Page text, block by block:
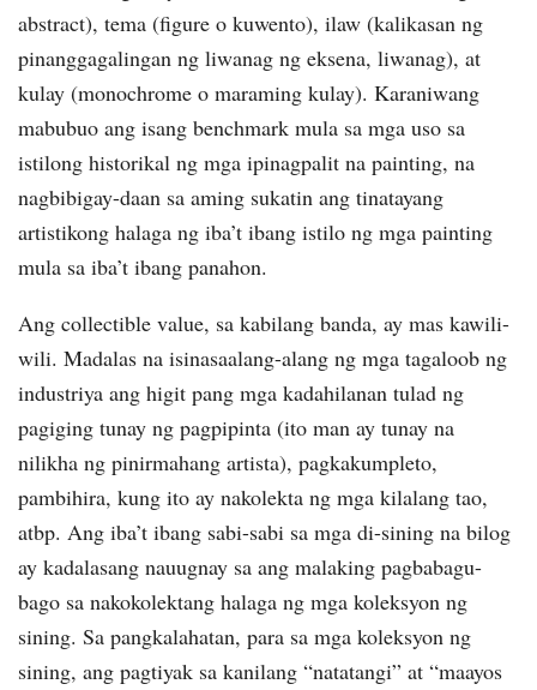
abstract), tema (figure o kuwento), ilaw (kalikasan ng
pinanggagalingan ng liwanag ng eksena, liwanag), at
kulay (monochrome o maraming kulay). Karaniwang
mabubuo ang isang benchmark mula sa mga uso sa
istilong historikal ng mga ipinagpalit na painting, na
nagbibigay-daan sa aming sukatin ang tinatayang
artistikong halaga ng iba’t ibang istilo ng mga painting
mula sa iba’t ibang panahon.
Ang collectible value, sa kabilang banda, ay mas kawili-
wili. Madalas na isinasaalang-alang ng mga tagaloob ng
industriya ang higit pang mga kadahilanan tulad ng
pagiging tunay ng pagpipinta (ito man ay tunay na
nilikha ng pinirmahang artista), pagkakumpleto,
pambihira, kung ito ay nakolekta ng mga kilalang tao,
atbp. Ang iba’t ibang sabi-sabi sa mga di-sining na bilog
ay kadalasang nauugnay sa ang malaking pagbabagu-
bago sa nakokolektang halaga ng mga koleksyon ng
sining. Sa pangkalahatan, para sa mga koleksyon ng
sining, ang pagtiyak sa kanilang “natatangi” at “maayos